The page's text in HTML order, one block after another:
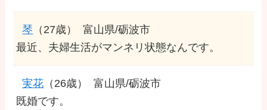
琴 （27歳）
富山県/砺波市
最近、夫婦生活がマンネリ状態なんです。
実花 （26歳）
富山県/砺波市
既婚です。